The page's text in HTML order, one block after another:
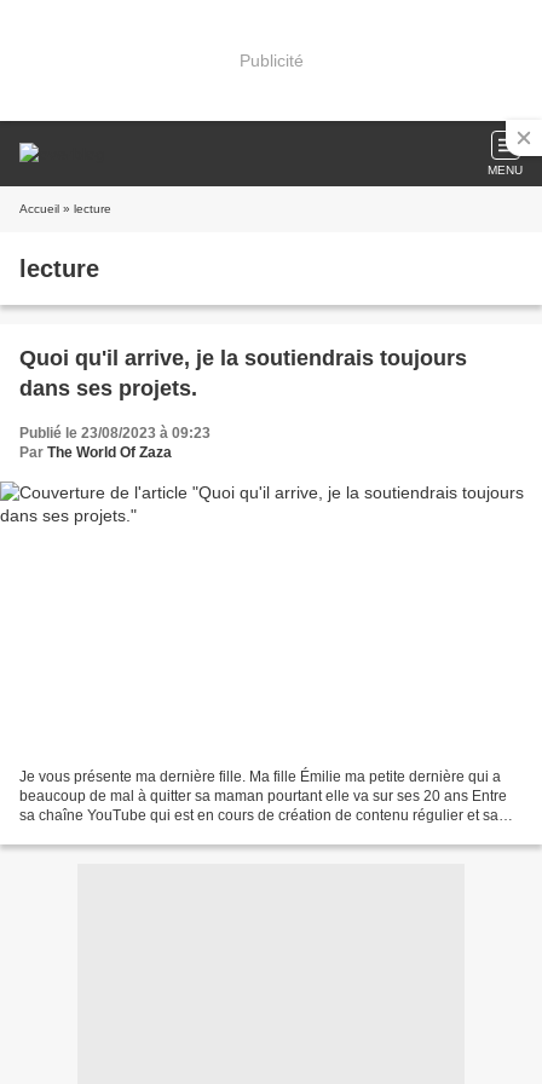
Publicité
MENU
Accueil » lecture
lecture
Quoi qu'il arrive, je la soutiendrais toujours
dans ses projets.
Publié le 23/08/2023 à 09:23
Par The World Of Zaza
Je vous présente ma dernière fille. Ma fille Émilie ma petite dernière qui a
beaucoup de mal à quitter sa maman pourtant elle va sur ses 20 ans Entre
sa chaîne YouTube qui est en cours de création de contenu régulier et sa